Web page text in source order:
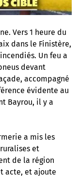
Vers 1 heure du
dans le Finistère,
Un feu a
devant
accompagné
évidente au
Bayrou, il y a
a mis les
et
de la région
acte, et ajoute